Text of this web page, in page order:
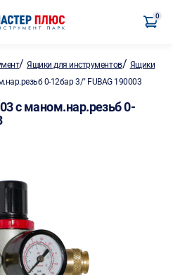
0
/Ящики для инструментов/ Ящики
0-12бар 3/" FUBAG 190003
с маном.нар.резьб 0-